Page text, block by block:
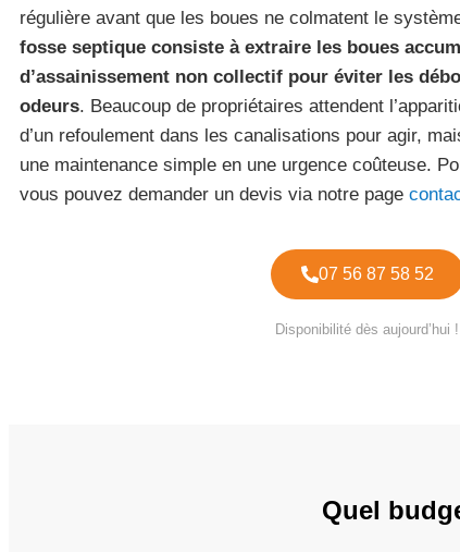
régulière avant que les boues ne colmatent le
fosse septique consiste à extraire les boues
d’assainissement non collectif pour éviter les
odeurs. Beaucoup de propriétaires attendent
d’un refoulement dans les canalisations pour agir,
une maintenance simple en une urgence coûteuse.
vous pouvez demander un devis via notre page
07 56 87 58 52
Disponibilité dès aujourd’hui !
Quel